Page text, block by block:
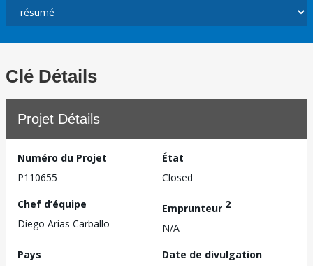
Clé Détails
Projet Détails
Numéro du Projet
P110655
État
Closed
Chef d’équipe
Diego Arias Carballo
Emprunteur 2
N/A
Pays
Date de divulgation